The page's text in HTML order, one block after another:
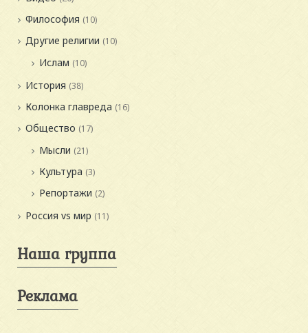
Философия (10)
Другие религии (10)
Ислам (10)
История (38)
Колонка главреда (16)
Общество (17)
Мысли (21)
Культура (3)
Репортажи (2)
Россия vs мир (11)
Наша группа
Реклама